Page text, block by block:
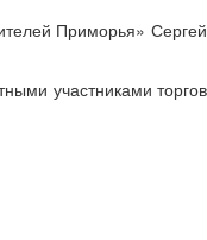
Приморья» Сергей
участниками торгов